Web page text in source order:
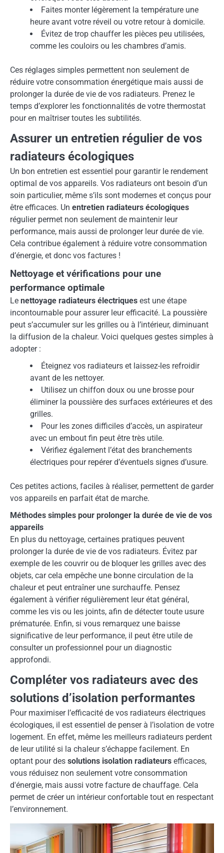
Faites monter légèrement la température une
heure avant votre réveil ou votre retour à domicile.
Évitez de trop chauffer les pièces peu utilisées,
comme les couloirs ou les chambres d’amis.
Ces réglages simples permettent non seulement de
réduire votre consommation énergétique mais aussi de
prolonger la durée de vie de vos radiateurs. Prenez le
temps d’explorer les fonctionnalités de votre thermostat
pour en maîtriser toutes les subtilités.
Assurer un entretien régulier de vos
radiateurs écologiques
Un bon entretien est essentiel pour garantir le rendement
optimal de vos appareils. Vos radiateurs ont besoin d’un
soin particulier, même s’ils sont modernes et conçus pour
être efficaces. Un entretien radiateurs écologiques
régulier permet non seulement de maintenir leur
performance, mais aussi de prolonger leur durée de vie.
Cela contribue également à réduire votre consommation
d’énergie, et donc vos factures !
Nettoyage et vérifications pour une
performance optimale
Le nettoyage radiateurs électriques est une étape
incontournable pour assurer leur efficacité. La poussière
peut s’accumuler sur les grilles ou à l’intérieur, diminuant
la diffusion de la chaleur. Voici quelques gestes simples à
adopter :
Éteignez vos radiateurs et laissez-les refroidir
avant de les nettoyer.
Utilisez un chiffon doux ou une brosse pour
éliminer la poussière des surfaces extérieures et des
grilles.
Pour les zones difficiles d’accès, un aspirateur
avec un embout fin peut être très utile.
Vérifiez également l’état des branchements
électriques pour repérer d’éventuels signes d’usure.
Ces petites actions, faciles à réaliser, permettent de garder
vos appareils en parfait état de marche.
Méthodes simples pour prolonger la durée de vie de vos
appareils
En plus du nettoyage, certaines pratiques peuvent
prolonger la durée de vie de vos radiateurs. Évitez par
exemple de les couvrir ou de bloquer les grilles avec des
objets, car cela empêche une bonne circulation de la
chaleur et peut entraîner une surchauffe. Pensez
également à vérifier régulièrement leur état général,
comme les vis ou les joints, afin de détecter toute usure
prématurée. Enfin, si vous remarquez une baisse
significative de leur performance, il peut être utile de
consulter un professionnel pour un diagnostic
approfondi.
Compléter vos radiateurs avec des
solutions d’isolation performantes
Pour maximiser l’efficacité de vos radiateurs électriques
écologiques, il est essentiel de penser à l’isolation de votre
logement. En effet, même les meilleurs radiateurs perdent
de leur utilité si la chaleur s’échappe facilement. En
optant pour des solutions isolation radiateurs efficaces,
vous réduisez non seulement votre consommation
d'énergie, mais aussi votre facture de chauffage. Cela
permet de créer un intérieur confortable tout en respectant
l’environnement.